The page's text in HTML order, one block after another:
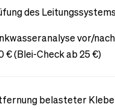
des
vor/
€ (Blei-Check ab 25 €)
belasteter